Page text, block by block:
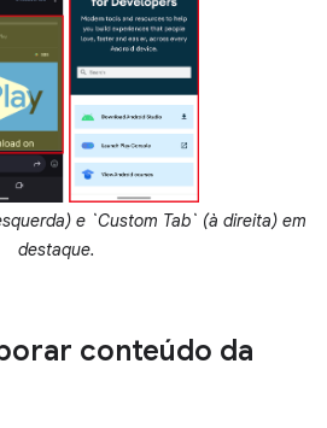
e `Custom Tab` (à direita) em
destaque.
conteúdo da